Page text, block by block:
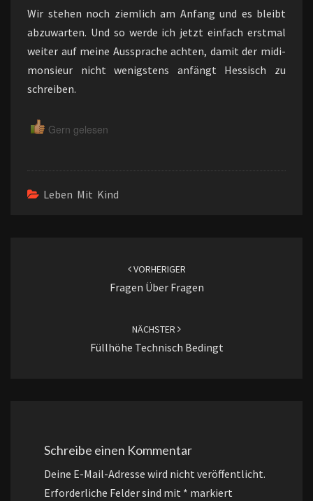
Wir stehen noch ziemlich am Anfang und es bleibt
abzuwarten. Und so werde ich jetzt einfach erstmal
weiter auf meine Aussprache achten, damit der midi-
monsieur nicht wenigstens anfängt Hessisch zu
schreiben.
Gern gelesen
Leben Mit Kind
VORHERIGER
Fragen Über Fragen
NÄCHSTER
Füllhöhe Technisch Bedingt
Schreibe einen Kommentar
Deine E-Mail-Adresse wird nicht veröffentlicht.
Erforderliche Felder sind mit * markiert